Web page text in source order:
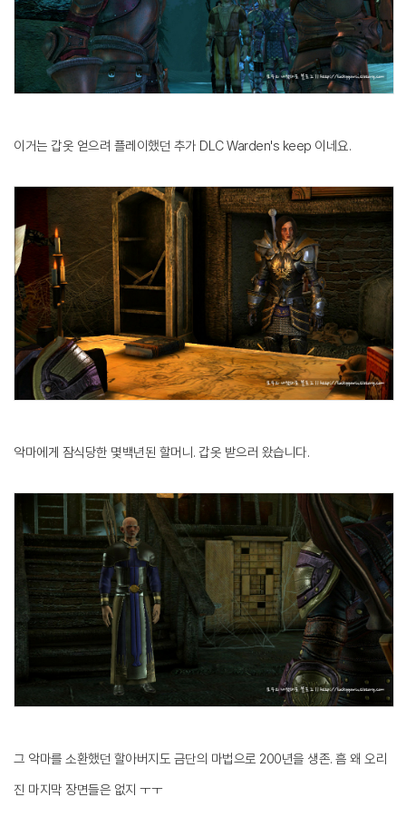
이거는 갑옷 얻으려 플레이했던 추가 DLC Warden's keep 이네요.
악마에게 잠식당한 몇백년된 할머니. 갑옷 받으러 왔습니다.
그 악마를 소환했던 할아버지도 금단의 마법으로 200년을 생존. 흠 왜 오리
진 마지막 장면들은 없지 ㅜㅜ